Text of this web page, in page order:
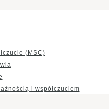
(MSC)
i współczuciem